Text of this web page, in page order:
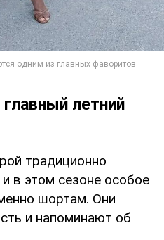
летний
традиционно
в этом сезоне особое
шортам. Они
и напоминают об